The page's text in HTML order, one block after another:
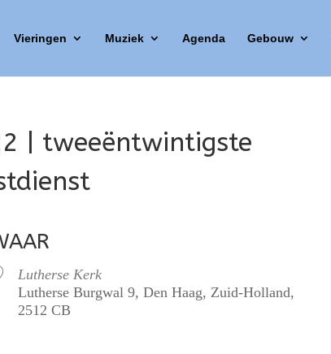
Vieringen Muziek Agenda Gebouw
| tweeëntwintigste
Lutherse Kerk
Lutherse Burgwal 9, Den Haag, Zuid-Holland,
2512 CB